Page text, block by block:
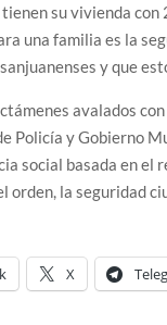
su vivienda con
una familia es la
y que
avalados
Policía y Gobierno
social basada en el
orden, la seguridad
X